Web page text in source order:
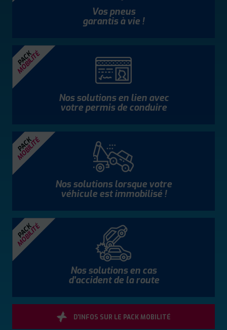
Vos pneus
garantis à vie !
PACK
MOBILITÉ
Nos solutions en lien avec
votre permis de conduire
PACK
MOBILITÉ
Nos solutions lorsque votre
véhicule est immobilisé !
PACK
MOBILITÉ
Nos solutions en cas
d'accident de la route
D'INFOS SUR LE PACK MOBILITÉ